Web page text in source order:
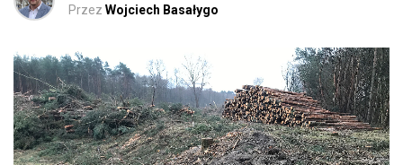
Przez Wojciech Basałygo